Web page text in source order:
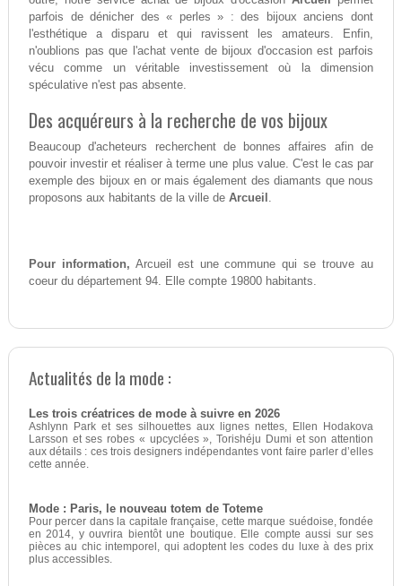
parfois de dénicher des « perles » : des bijoux anciens dont
l'esthétique a disparu et qui ravissent les amateurs. Enfin,
n'oublions pas que l'achat vente de bijoux d'occasion est parfois
vécu comme un véritable investissement où la dimension
spéculative n'est pas absente.
Des acquéreurs à la recherche de vos bijoux
Beaucoup d'acheteurs recherchent de bonnes affaires afin de
pouvoir investir et réaliser à terme une plus value. C'est le cas par
exemple des bijoux en or mais également des diamants que nous
proposons aux habitants de la ville de Arcueil
Pour information, Arcueil est une commune qui se trouve au
coeur du département 94. Elle compte 19800 habitants.
Actualités de la mode :
Les trois créatrices de mode à suivre en 2026
Ashlynn Park et ses silhouettes aux lignes nettes, Ellen Hodakova
Larsson et ses robes « upcyclées », Torishéju Dumi et son attention
aux détails : ces trois designers indépendantes vont faire parler d’elles
cette année.
Mode : Paris, le nouveau totem de Toteme
Pour percer dans la capitale française, cette marque suédoise, fondée
en 2014, y ouvrira bientôt une boutique. Elle compte aussi sur ses
pièces au chic intemporel, qui adoptent les codes du luxe à des prix
plus accessibles.